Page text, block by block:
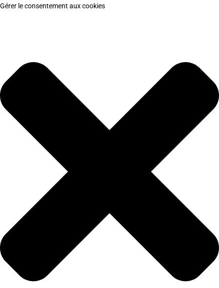
Gérer le consentement aux cookies